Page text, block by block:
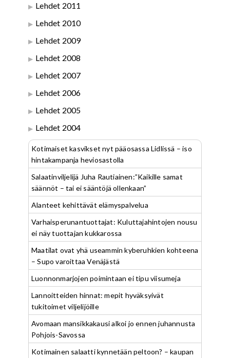
Lehdet 2011
Lehdet 2010
Lehdet 2009
Lehdet 2008
Lehdet 2007
Lehdet 2006
Lehdet 2005
Lehdet 2004
Kotimaiset kasvikset nyt pääosassa Lidlissä – iso
hintakampanja heviosastolla
Salaatinviljelijä Juha Rautiainen:”Kaikille samat
säännöt – tai ei sääntöjä ollenkaan”
Alanteet kehittävät elämyspalvelua
Varhaisperunantuottajat: Kuluttajahintojen nousu
ei näy tuottajan kukkarossa
Maatilat ovat yhä useammin kyberuhkien kohteena
– Supo varoittaa Venäjästä
Luonnonmarjojen poimintaan ei tipu viisumeja
Lannoitteiden hinnat: mepit hyväksyivät
tukitoimet viljelijöille
Avomaan mansikkakausi alkoi jo ennen juhannusta
Pohjois-Savossa
Kotimainen salaatti kynnetään peltoon? – kaupan